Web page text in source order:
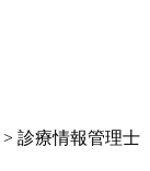
> 診療情報管理士